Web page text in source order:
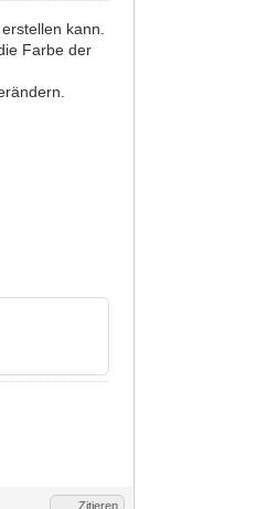
kann.
Farbe der
Zitieren